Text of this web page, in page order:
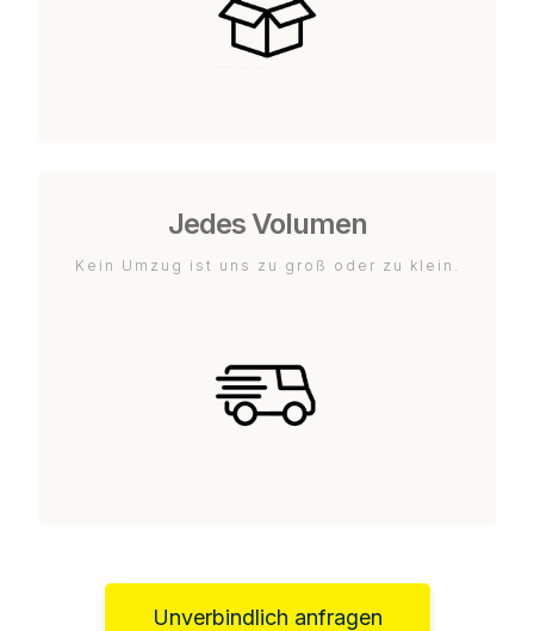
Jedes Volumen
Kein Umzug ist uns zu groß oder zu klein.
Unverbindlich anfragen